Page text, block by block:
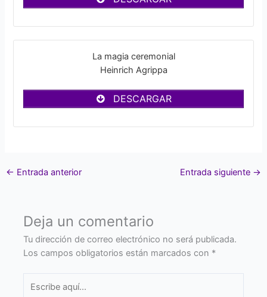
La magia ceremonial
Heinrich Agrippa
DESCARGAR
← Entrada anterior Entrada siguiente →
Deja un comentario
Tu dirección de correo electrónico no será publicada.
Los campos obligatorios están marcados con *
aquí...